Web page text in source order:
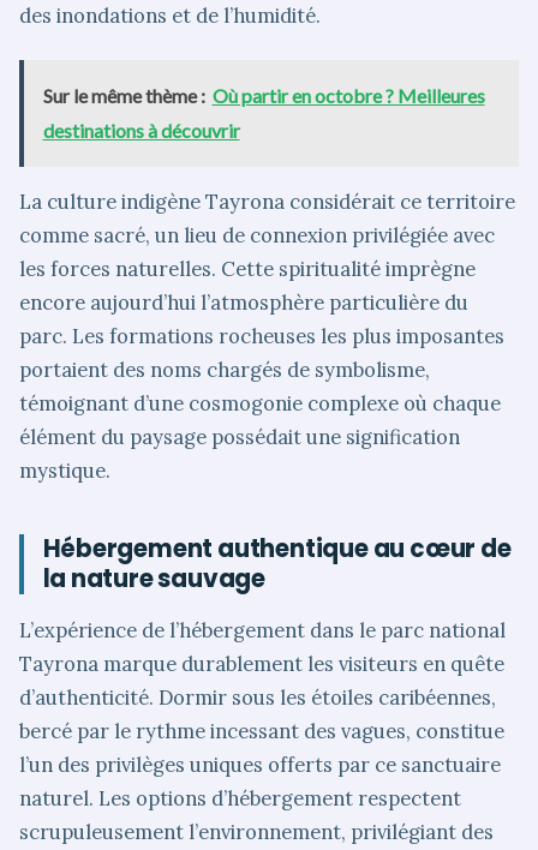
des inondations et de l’humidité.
Sur le même thème : Où partir en octobre ? Meilleures
destinations à découvrir
La culture indigène Tayrona considérait ce territoire
comme sacré, un lieu de connexion privilégiée avec
les forces naturelles. Cette spiritualité imprègne
encore aujourd’hui l’atmosphère particulière du
parc. Les formations rocheuses les plus imposantes
portaient des noms chargés de symbolisme,
témoignant d’une cosmogonie complexe où chaque
élément du paysage possédait une signification
mystique.
Hébergement authentique au cœur de
la nature sauvage
L’expérience de l’hébergement dans le parc national
Tayrona marque durablement les visiteurs en quête
d’authenticité. Dormir sous les étoiles caribéennes,
bercé par le rythme incessant des vagues, constitue
l’un des privilèges uniques offerts par ce sanctuaire
naturel. Les options d’hébergement respectent
scrupuleusement l’environnement, privilégiant des